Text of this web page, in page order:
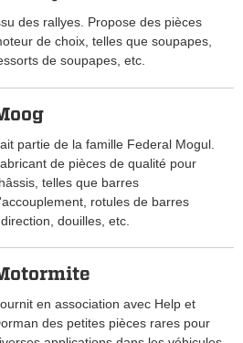
des rallyes. Propose des pièces
de choix, telles que soupapes,
de soupapes, etc.
partie de la famille Federal Mogul.
de pièces de qualité pour
telles que barres
rotules de barres
douilles, etc.
en association avec Help et
des petites pièces rares pour